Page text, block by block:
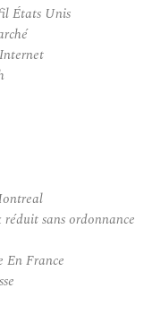
États Unis
sans ordonnance
En France